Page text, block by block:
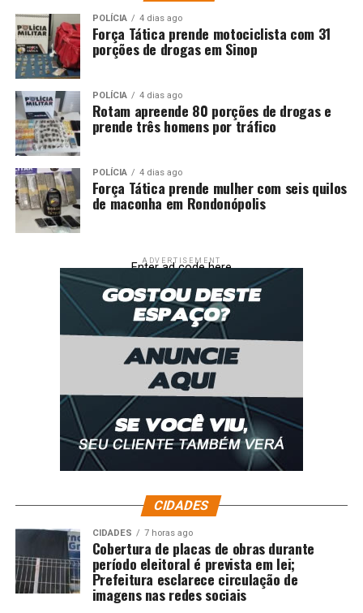
POLÍCIA 4 dias ago
Força Tática prende motociclista com 31
porções de drogas em Sinop
POLÍCIA 4 dias ago
Rotam apreende 80 porções de drogas e
prende três homens por tráfico
POLÍCIA 4 dias ago
Força Tática prende mulher com seis quilos
de maconha em Rondonópolis
ADVERTISEMENT
Enter ad code here
CIDADES
CIDADES 7 horas ago
Cobertura de placas de obras durante
período eleitoral é prevista em lei;
Prefeitura esclarece circulação de
imagens nas redes sociais